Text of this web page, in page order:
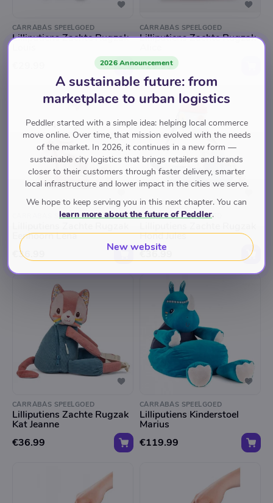
CARRABAS SPEELGOED
Lilliputiens Zachte Rugzak
CARRABAS SPEELGOED
Lilliputiens Zachte Rugzak
€29.99
CARRABAS SPEELGOED
Eenhoorn Lena
€36.99
CARRABAS SPEELGOED
Hond Jules
€36.99
CARRABAS SPEELGOED
Lilliputiens Zachte Rugzak
Kat Jeanne
€36.99
CARRABAS SPEELGOED
Lilliputiens Kinderstoel
Marius
€119.99
2026 Announcement
A sustainable future: from
marketplace to urban logistics
Peddler started with a simple idea: helping local commerce
move online. Over time, that mission evolved with the needs
of the market. In 2026, it continues in a new form —
sustainable city logistics that brings retailers and brands
closer to their customers through faster delivery, smarter
local infrastructure and lower impact in the cities we serve.
We hope to keep serving you in this next chapter. You can
learn more about the future of Peddler.
New website